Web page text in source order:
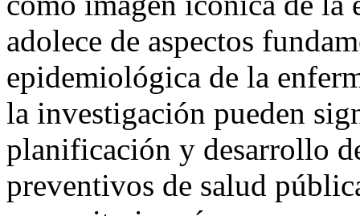
adolece de aspectos
epidemiológica de la
la investigación pueden
planificación y desarrollo
preventivos de salud